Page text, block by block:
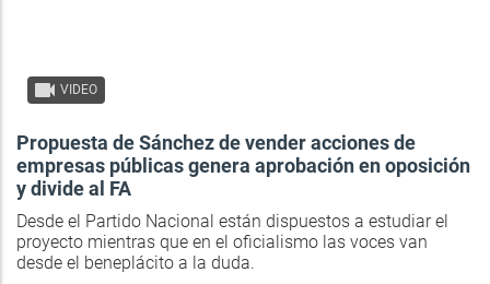
VIDEO
Propuesta de Sánchez de vender acciones de
empresas públicas genera aprobación en oposición
y divide al FA
Desde el Partido Nacional están dispuestos a estudiar el
proyecto mientras que en el oficialismo las voces van
desde el beneplácito a la duda.